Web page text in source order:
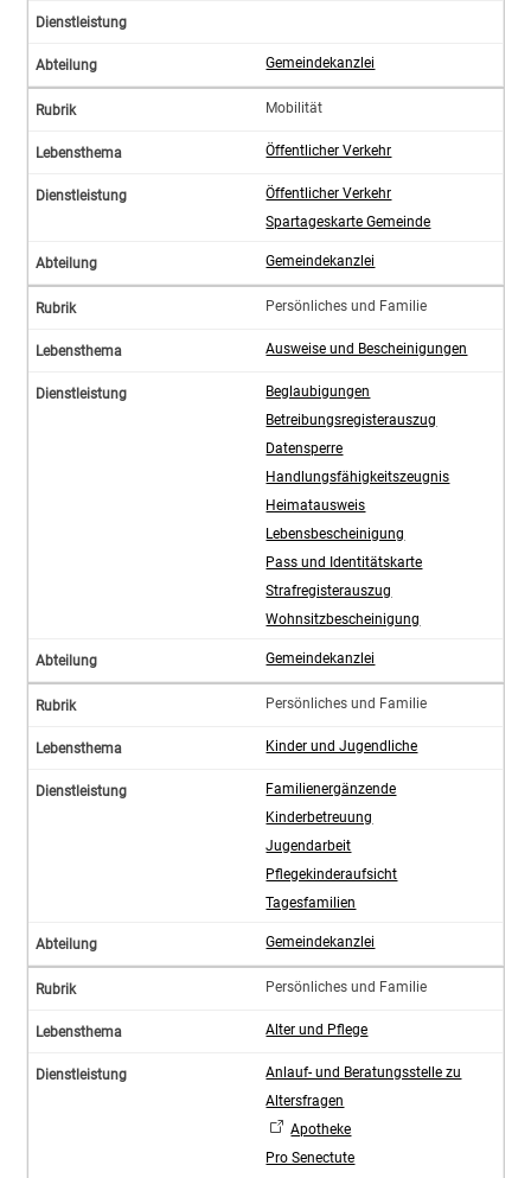
Gemeindekanzlei
Mobilität
Öffentlicher Verkehr
Öffentlicher Verkehr
Spartageskarte Gemeinde
Gemeindekanzlei
Persönliches und Familie
Ausweise und Bescheinigungen
Beglaubigungen
Betreibungsregisterauszug
Datensperre
Handlungsfähigkeitszeugnis
Heimatausweis
Lebensbescheinigung
Pass und Identitätskarte
Strafregisterauszug
Wohnsitzbescheinigung
Gemeindekanzlei
Persönliches und Familie
Kinder und Jugendliche
Familienergänzende
Kinderbetreuung
Jugendarbeit
Pflegekinderaufsicht
Tagesfamilien
Gemeindekanzlei
Persönliches und Familie
Alter und Pflege
Anlauf- und Beratungsstelle zu
Altersfragen
Apotheke
Pro Senectute